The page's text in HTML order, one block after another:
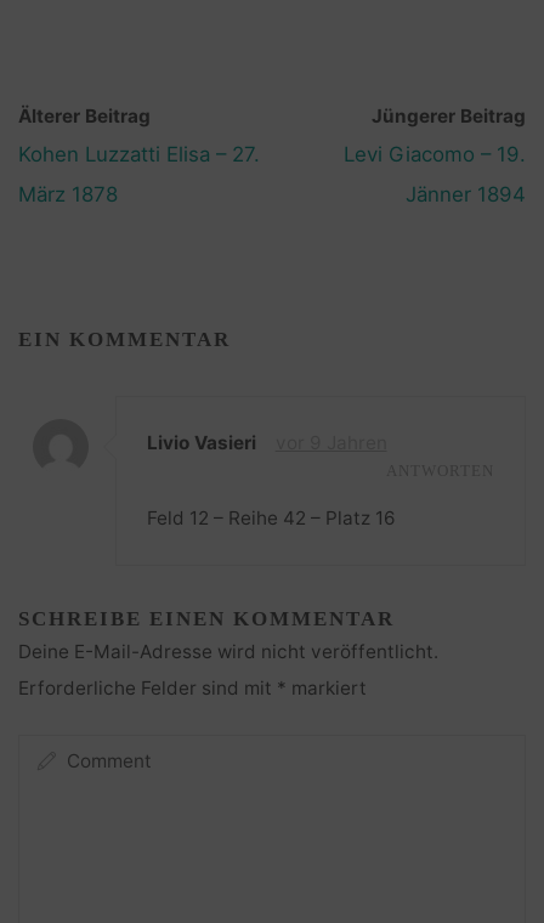
Älterer Beitrag
Kohen Luzzatti Elisa – 27.
März 1878
Jüngerer Beitrag
Levi Giacomo – 19.
Jänner 1894
EIN KOMMENTAR
Livio Vasieri
Feld 12 – Reihe 42 – Platz 16
SCHREIBE EINEN KOMMENTAR
Deine E-Mail-Adresse wird nicht veröffentlicht.
Erforderliche Felder sind mit * markiert